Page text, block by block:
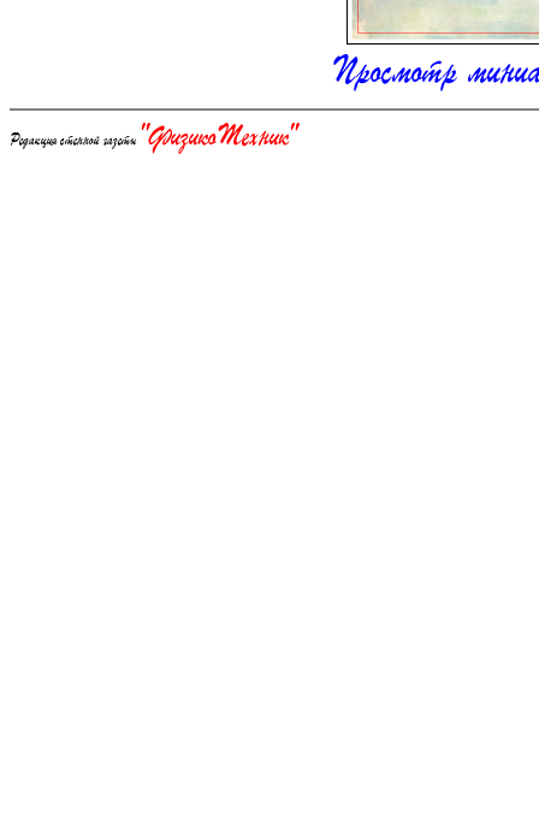
Просмотр
Редакция стенной газеты "ФизикоТехник"